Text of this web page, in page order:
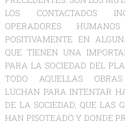
LOS CONTACTADOS
OPERADORES
POSITIVAMENTE EN
QUE TIENEN UNA
PARA LA SOCIEDAD DEL
TODO AQUELLAS
LUCHAN PARA INTENTAR
DE LA SOCIEDAD, QUE LAS
HAN PISOTEADO Y DONDE